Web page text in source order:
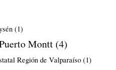
(1)
Montt (4)
Región de Valparaíso (1)